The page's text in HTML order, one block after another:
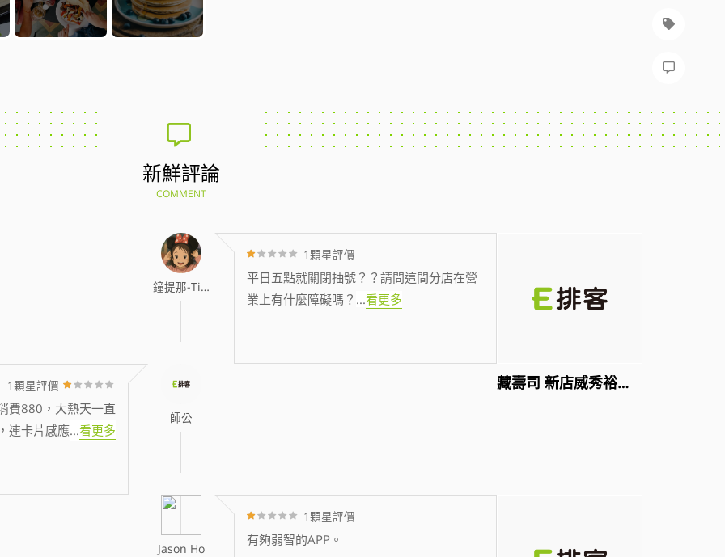
新鮮評論
COMMENT
鐘提那-Tina
1顆星評價
平日五點就關閉抽號？？請問這間分店在營
業上有什麼障礙嗎？ ...看更多
藏壽司 新店威秀裕隆店
師公
1顆星評價
費880，大熱天一直
連卡片感應...看更多
Jason Ho
1顆星評價
有夠弱智的APP。